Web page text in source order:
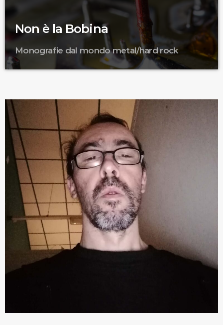
Non è la Bobina
Monografie dal mondo metal/hard rock